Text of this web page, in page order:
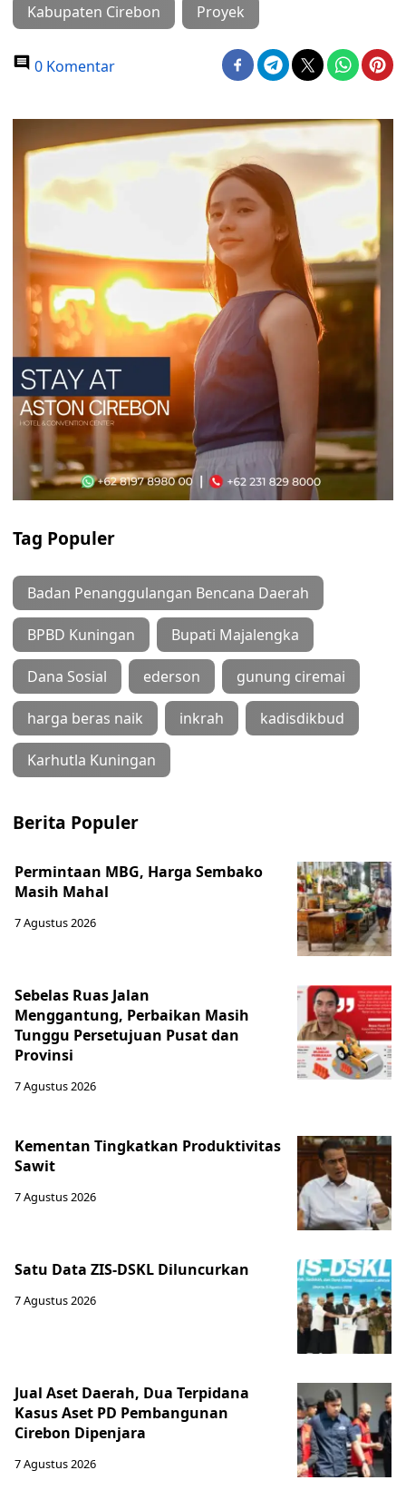
Kabupaten Cirebon Proyek
0 Komentar
Tag Populer
Badan Penanggulangan Bencana Daerah
BPBD Kuningan Bupati Majalengka
Dana Sosial ederson gunung ciremai
harga beras naik inkrah kadisdikbud
Karhutla Kuningan
Berita Populer
Permintaan MBG, Harga Sembako
Masih Mahal
7 Agustus 2026
Sebelas Ruas Jalan
Menggantung, Perbaikan Masih
Tunggu Persetujuan Pusat dan
Provinsi
7 Agustus 2026
Kementan Tingkatkan Produktivitas
Sawit
7 Agustus 2026
Satu Data ZIS-DSKL Diluncurkan
7 Agustus 2026
Jual Aset Daerah, Dua Terpidana
Kasus Aset PD Pembangunan
Cirebon Dipenjara
7 Agustus 2026